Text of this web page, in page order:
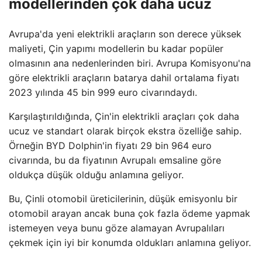
modellerinden çok daha ucuz
Avrupa'da yeni elektrikli araçların son derece yüksek
maliyeti, Çin yapımı modellerin bu kadar popüler
olmasının ana nedenlerinden biri. Avrupa Komisyonu'na
göre elektrikli araçların batarya dahil ortalama fiyatı
2023 yılında 45 bin 999 euro civarındaydı.
Karşılaştırıldığında, Çin'in elektrikli araçları çok daha
ucuz ve standart olarak birçok ekstra özelliğe sahip.
Örneğin BYD Dolphin'in fiyatı 29 bin 964 euro
civarında, bu da fiyatının Avrupalı ​​emsaline göre
oldukça düşük olduğu anlamına geliyor.
Bu, Çinli otomobil üreticilerinin, düşük emisyonlu bir
otomobil arayan ancak buna çok fazla ödeme yapmak
istemeyen veya bunu göze alamayan Avrupalıları
çekmek için iyi bir konumda oldukları anlamına geliyor.